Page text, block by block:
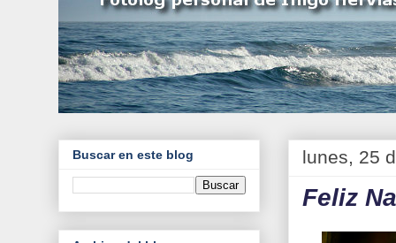
lunes, 25
Feliz
Buscar en este blog